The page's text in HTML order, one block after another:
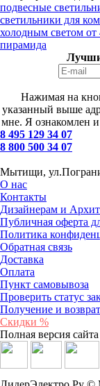
подвесные
светильники для
холодным светом от
пирамида
Нажимая на
указанный выше
мне. Я ознакомлен и
8 495 129 34 07
8 800 500 34 07
Мытищи,
О нас
Контакты
Дизайнерам и
Публичная оферта
Политика
Обратная связь
Доставка
Оплата
Пункт самовывоза
Проверить статус
Получение и
Скидки %
Полная версия сайта